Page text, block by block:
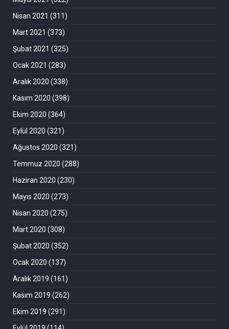
Nisan 2021 (311)
Mart 2021 (373)
Şubat 2021 (325)
Ocak 2021 (283)
Aralık 2020 (338)
Kasım 2020 (398)
Ekim 2020 (364)
Eylül 2020 (321)
Ağustos 2020 (321)
Temmuz 2020 (288)
Haziran 2020 (230)
Mayıs 2020 (273)
Nisan 2020 (275)
Mart 2020 (308)
Şubat 2020 (352)
Ocak 2020 (137)
Aralık 2019 (161)
Kasım 2019 (262)
Ekim 2019 (291)